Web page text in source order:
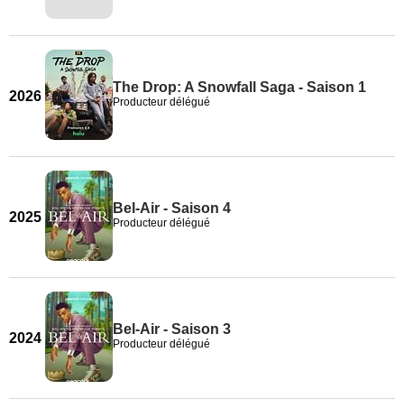
2026
The Drop: A Snowfall Saga - Saison 1
Producteur délégué
2025
Bel-Air - Saison 4
Producteur délégué
2024
Bel-Air - Saison 3
Producteur délégué